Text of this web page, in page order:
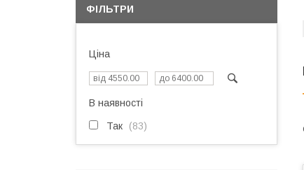
ФІЛЬТРИ
Ціна
В наявності
Так 83